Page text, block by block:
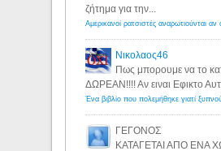
ζήτημα για την...
Νικολαος46
Πως μπορουμε να το
ΔΩΡΕΑΝ!!!! Αν ειναι Εφικτο
ΓΕΓΟΝΟΣ
ΚΑΤΑΓΕΤΑΙ ΑΠΟ ΕΝΑ